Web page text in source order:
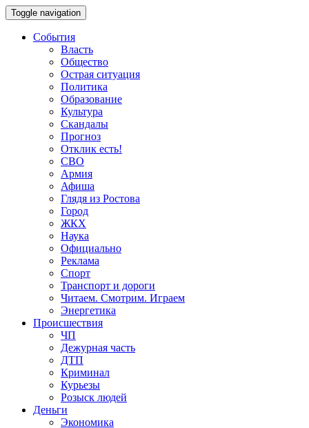
Toggle navigation
События
Власть
Общество
Острая ситуация
Политика
Образование
Культура
Скандалы
Прогноз
Отклик есть!
СВО
Армия
Афиша
Глядя из Ростова
Город
ЖКХ
Наука
Официально
Реклама
Спорт
Транспорт и дороги
Читаем. Смотрим. Играем
Энергетика
Происшествия
ЧП
Дежурная часть
ДТП
Криминал
Курьезы
Розыск людей
Деньги
Экономика